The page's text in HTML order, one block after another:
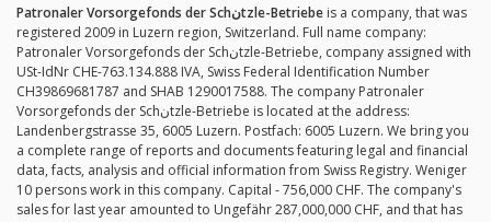
Patronaler Vorsorgefonds der Schنtzle-Betriebe is a company, that was
registered 2009 in Luzern region, Switzerland. Full name company:
Patronaler Vorsorgefonds der Schنtzle-Betriebe, company assigned with
USt-IdNr CHE-763.134.888 IVA, Swiss Federal Identification Number
CH39869681787 and SHAB 1290017588. The company Patronaler
Vorsorgefonds der Schنtzle-Betriebe is located at the address:
Landenbergstrasse 35, 6005 Luzern. Postfach: 6005 Luzern. We bring you
a complete range of reports and documents featuring legal and financial
data, facts, analysis and official information from Swiss Registry. Weniger
10 persons work in this company. Capital - 756,000 CHF. The company's
sales for last year amounted to Ungefähr 287,000,000 CHF, and that has